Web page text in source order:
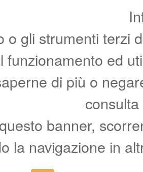
o gli strumenti terzi
funzionamento ed
di più o
banner,
la navigazione in